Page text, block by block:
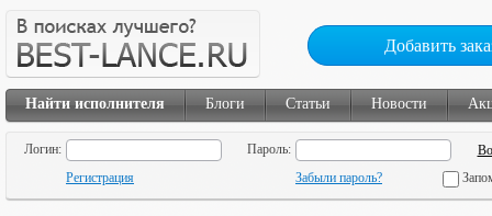
Добавить
Найти исполнителя Блоги Статьи Новости
Логин:
Пароль:
Регистрация
Забыли пароль?